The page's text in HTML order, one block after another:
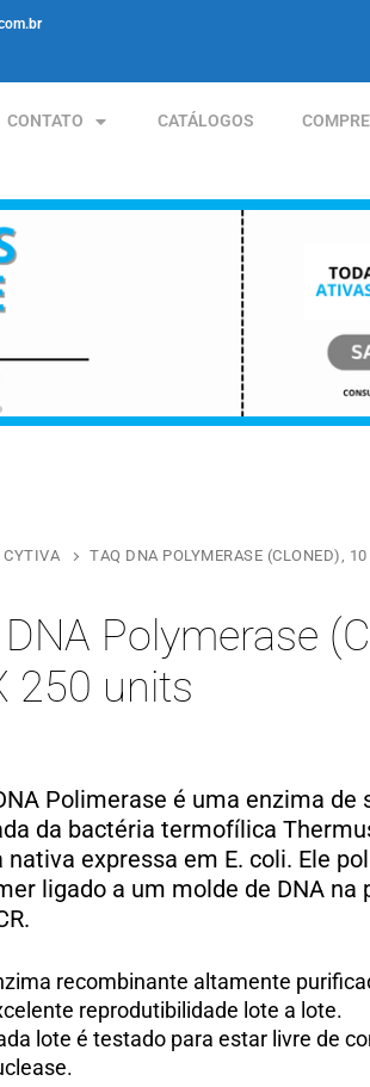
CONTATO CATÁLOGOS
CYTIVA TAQ DNA POLYMERASE (CLONED),
Polymerase
250 units
Polimerase é uma enzima de
da bactéria termofílica
nativa expressa em E. coli. Ele
ligado a um molde de DNA na
recombinante altamente
reprodutibilidade lote a lote.
lote é testado para estar livre de